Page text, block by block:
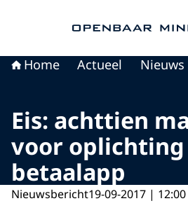
Home Actueel Nieuws
Eis: achttien
voor
betaalapp
Nieuwsbericht19-09-2017 | 12:00